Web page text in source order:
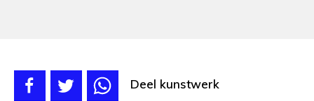
Deel kunstwerk